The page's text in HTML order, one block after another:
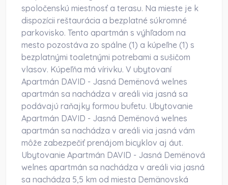
spoločenskú miestnosť a terasu. Na mieste je k
dispozícii reštaurácia a bezplatné súkromné
parkovisko. Tento apartmán s výhľadom na
mesto pozostáva zo spálne (1) a kúpeľne (1) s
bezplatnými toaletnými potrebami a sušičom
vlasov. Kúpeľňa má vírivku. V ubytovaní
Apartmán DAVID - Jasná Demënová welnes
apartmán sa nachádza v areáli via jasná sa
podávajú raňajky formou bufetu. Ubytovanie
Apartmán DAVID - Jasná Demënová welnes
apartmán sa nachádza v areáli via jasná vám
môže zabezpečiť prenájom bicyklov aj áut.
Ubytovanie Apartmán DAVID - Jasná Demënová
welnes apartmán sa nachádza v areáli via jasná
sa nachádza 5,5 km od miesta Demänovská